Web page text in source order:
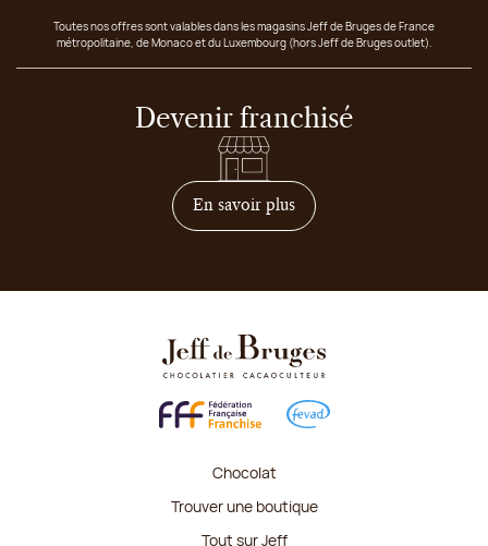
Toutes nos offres sont valables dans les magasins Jeff de Bruges de France
métropolitaine, de Monaco et du Luxembourg (hors Jeff de Bruges outlet).
Devenir franchisé
En savoir plussur comment devenir
Chocolat
Trouver une boutique
Tout sur Jeff